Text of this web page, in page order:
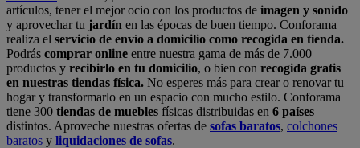
artículos, tener el mejor ocio con los productos de imagen y sonido
y aprovechar tu jardín en las épocas de buen tiempo. Conforama
realiza el servicio de envío a domicilio como recogida en tienda.
Podrás comprar online entre nuestra gama de más de 7.000
productos y recibirlo en tu domicilio, o bien con recogida gratis
en nuestras tiendas física. No esperes más para crear o renovar tu
hogar y transformarlo en un espacio con mucho estilo. Conforama
tiene 300 tiendas de muebles físicas distribuidas en 6 países
distintos. Aproveche nuestras ofertas de sofas baratos, colchones
baratos y liquidaciones de sofas.